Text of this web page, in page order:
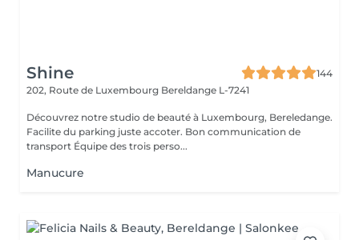
Shine
144
202, Route de Luxembourg Bereldange L-7241
Découvrez notre studio de beauté à Luxembourg, Bereledange.
Facilite du parking juste accoter. Bon communication de
transport Équipe des trois perso...
Manucure